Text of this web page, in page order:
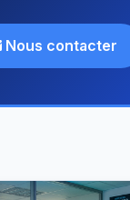
Nous contacter